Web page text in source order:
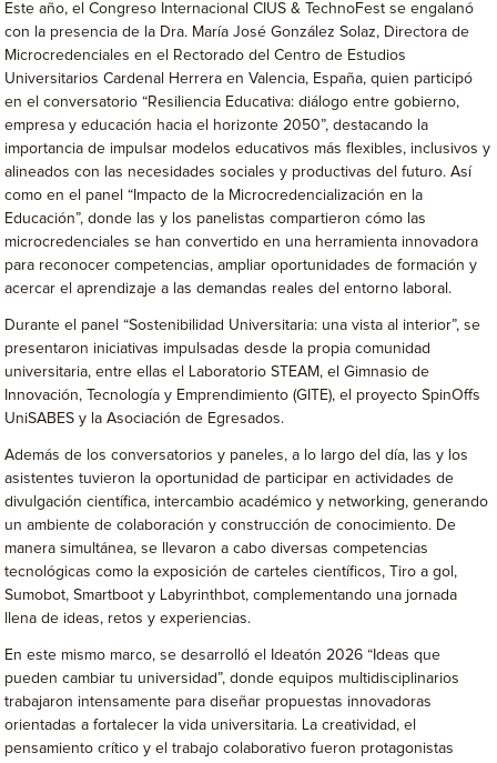
Este año, el Congreso Internacional CIUS & TechnoFest se engalanó
con la presencia de la Dra. María José González Solaz, Directora de
Microcredenciales en el Rectorado del Centro de Estudios
Universitarios Cardenal Herrera en Valencia, España, quien participó
en el conversatorio “Resiliencia Educativa: diálogo entre gobierno,
empresa y educación hacia el horizonte 2050”, destacando la
importancia de impulsar modelos educativos más flexibles, inclusivos y
alineados con las necesidades sociales y productivas del futuro. Así
como en el panel “Impacto de la Microcredencialización en la
Educación”, donde las y los panelistas compartieron cómo las
microcredenciales se han convertido en una herramienta innovadora
para reconocer competencias, ampliar oportunidades de formación y
acercar el aprendizaje a las demandas reales del entorno laboral.
Durante el panel “Sostenibilidad Universitaria: una vista al interior”, se
presentaron iniciativas impulsadas desde la propia comunidad
universitaria, entre ellas el Laboratorio STEAM, el Gimnasio de
Innovación, Tecnología y Emprendimiento (GITE), el proyecto SpinOffs
UniSABES y la Asociación de Egresados.
Además de los conversatorios y paneles, a lo largo del día, las y los
asistentes tuvieron la oportunidad de participar en actividades de
divulgación científica, intercambio académico y networking, generando
un ambiente de colaboración y construcción de conocimiento. De
manera simultánea, se llevaron a cabo diversas competencias
tecnológicas como la exposición de carteles científicos, Tiro a gol,
Sumobot, Smartboot y Labyrinthbot, complementando una jornada
llena de ideas, retos y experiencias.
En este mismo marco, se desarrolló el Ideatón 2026 “Ideas que
pueden cambiar tu universidad”, donde equipos multidisciplinarios
trabajaron intensamente para diseñar propuestas innovadoras
orientadas a fortalecer la vida universitaria. La creatividad, el
pensamiento crítico y el trabajo colaborativo fueron protagonistas